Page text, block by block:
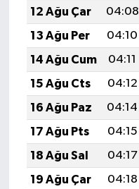
12 Ağu Çar
04:08
13 Ağu Per
04:10
14 Ağu Cum
04:11
15 Ağu Cts
04:12
16 Ağu Paz
04:14
17 Ağu Pts
04:15
18 Ağu Sal
04:17
19 Ağu Çar
04:18